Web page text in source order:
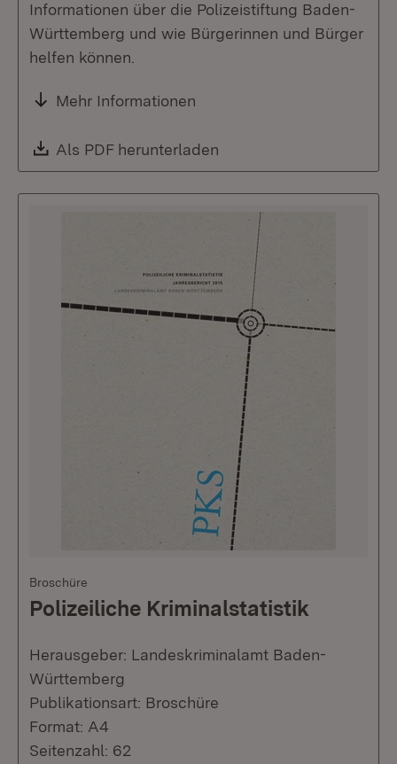
Informationen über die Polizeistiftung Baden-
Württemberg und wie Bürgerinnen und Bürger
helfen können.
Mehr Informationen
Download:
Als PDF herunterladen
Broschüre
Polizeiliche Kriminalstatistik
Herausgeber: Landeskriminalamt Baden-
Württemberg
Publikationsart: Broschüre
Format: A4
Seitenzahl: 62